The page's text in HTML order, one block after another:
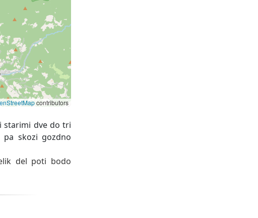
contributors
del poti bodo